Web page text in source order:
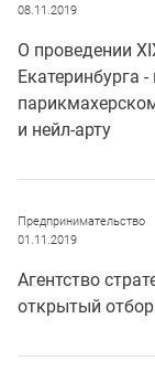
08.11.2019
O проведении
Екатеринбурга
и нейл-арту
Предпринимательство
01.11.2019
Агентство
открытый